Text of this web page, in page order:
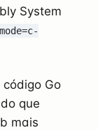
System
Go
que
mais